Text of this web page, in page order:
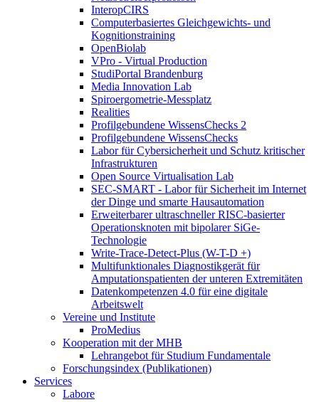
InteropCIRS
Computerbasiertes Gleichgewichts- und
Kognitionstraining
OpenBiolab
VPro - Virtual Production
StudiPortal Brandenburg
Media Innovation Lab
Spiroergometrie-Messplatz
Realities
Profilgebundene WissensChecks 2
Profilgebundene WissensChecks
Labor für Cybersicherheit und Schutz kritischer
Infrastrukturen
Open Source Virtualisation Lab
SEC-SMART - Labor für Sicherheit im Internet
der Dinge und smarte Hausautomation
Erweiterbarer ultraschneller RISC-basierter
Operationsknoten mit bipolarer SiGe-
Technologie
Write-Trace-Detect-Plus (W-T-D +)
Multifunktionales Diagnostikgerät für
Amputationspatienten der unteren Extremitäten
Datenkompetenzen 4.0 für eine digitale
Arbeitswelt
Vereine und Institute
ProMedius
Kooperation mit der MHB
Lehrangebot für Studium Fundamentale
Forschungsindex (Publikationen)
Services
Labore